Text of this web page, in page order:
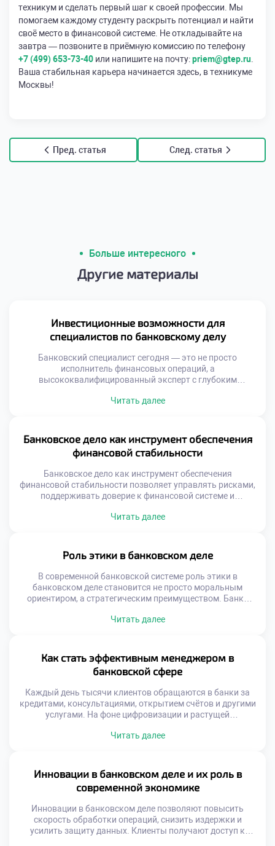
техникум и сделать первый шаг к своей профессии. Мы
помогаем каждому студенту раскрыть потенциал и найти
своё место в финансовой системе. Не откладывайте на
завтра — позвоните в приёмную комиссию по телефону
+7 (499) 653-73-40 или напишите на почту:priem@gtep.ru
Ваша стабильная карьера начинается здесь, в техникуме
Москвы!
Пред. статья След. статья
Больше интересного
Другие материалы
Инвестиционные возможности для
специалистов по банковскому делу
Банковский специалист сегодня — это не просто
исполнитель финансовых операций, а
высококвалифицированный эксперт с глубоким
анализа финансовых потоков. Такие знания открывают
кредитования, оценки ликвидности и анализа отчётности
позволяет ему уверенно ориентироваться в
инвестиционной среде. Это даёт возможность не […]
Читать далее
Банковское дело как инструмент обеспечения
финансовой стабильности
Банковское дело как инструмент обеспечения
финансовой стабильности позволяет управлять рисками,
поддерживать доверие к финансовой системе и
эффективной банковской структуры невозможно ни
хранения денег. Банки аккумулируют сбережения,
перераспределяют ресурсы и управляют ликвидностью.
Они создают условия для […]
Читать далее
Роль этики в банковском деле
В современной банковской системе роль этики в
банковском деле становится не просто моральным
ориентиром, а стратегическим преимуществом. Банки
финансовыми потоками и доверием миллионов клиентов.
репутации до юридических санкций. Именно поэтому
роль этики в банковском […]
Читать далее
Как стать эффективным менеджером в
банковской сфере
Каждый день тысячи клиентов обращаются в банки за
кредитами, консультациями, открытием счётов и другими
услугами. На фоне цифровизации и растущей
становится особенно значимой. Именно он выступает
Чтобы стать эффективным менеджером в банковской
сфере, необходимо сочетать глубокие профессиональные
знания, управленческую […]
Читать далее
Инновации в банковском деле и их роль в
современной экономике
Инновации в банковском деле позволяют повысить
скорость обработки операций, снизить издержки и
усилить защиту данных. Клиенты получают доступ к